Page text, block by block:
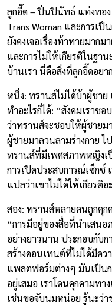
ลูกอี๊ด – ปิ่นปินัทธ์ แท่งทอ
Trans Woman และการเ
ยังคงเจอเรื่องท้าทายมาก
และการไม่ให้เกียรติในฐา
บ้านเรา นี่คือสิ่งที่ลูกอี๊ดอยา
หนึ่ง: ทรานส์ไม่ได้บ้าผู้ชาย
ทำอะไรก็ได้: “สังคมเราช
ว่าทรานส์จะชอบให้ผู้ชาย
ผู้ชายมาลวนลามร่างกาย ไ
ทรานส์ที่มีเพศสภาพหญิงเ
การเปิดประสบการณ์เซ็กซ์
แปลว่าเขาไม่ได้ให้เกียรติอ
สอง: ทรานส์หลายคนถูกคุก
“การมีอยู่ของสื่อที่นำเสน
อย่างยาวนาน ประกอบกับ
สร้างคอนเทนต์ที่ไม่ได้มีค
แพลตฟอร์มต่างๆ มันเป็น
อยู่เสมอ เราโดนคุกคามทา
เช่นขอจับนมหน่อย รู้นะว่